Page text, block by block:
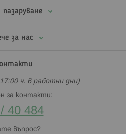
пазаруване
за нас
ч. в работни дни)
за контакти:
40 484
въпрос?